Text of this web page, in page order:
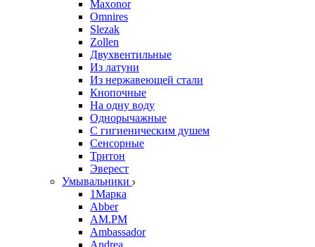
Maxonor
Omnires
Slezak
Zollen
Двухвентильные
Из латуни
Из нержавеющей стали
Кнопочные
На одну воду
Однорычажные
С гигиеническим душем
Сенсорные
Тритон
Эверест
Умывальники
1Марка
Abber
AM.PM
Ambassador
Andrea